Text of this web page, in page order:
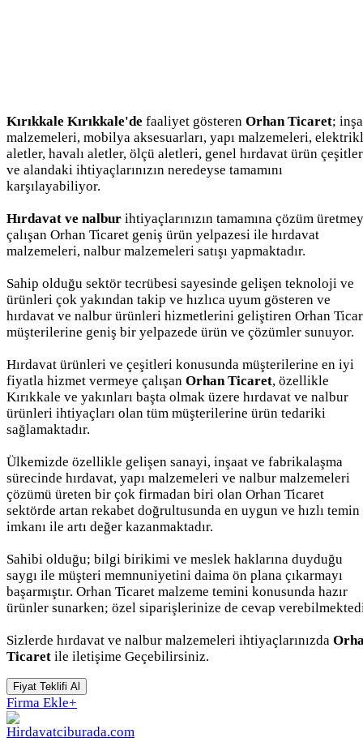
Kırıkkale Kırıkkale'de faaliyet gösteren Orhan Ticaret;
malzemeleri, mobilya aksesuarları, yapı malzemeleri,
aletler, havalı aletler, ölçü aletleri, genel hırdavat ürün
ve alandaki ihtiyaçlarınızın neredeyse tamamını
karşılayabiliyor.
Hırdavat ve nalbur ihtiyaçlarınızın tamamına çözüm
çalışan Orhan Ticaret geniş ürün yelpazesi ile hırdavat
malzemeleri, nalbur malzemeleri satışı yapmaktadır.
Sahip olduğu sektör tecrübesi sayesinde gelişen teknoloji ve
ürünleri çok yakından takip ve hızlıca uyum gösteren ve
hırdavat ve nalbur ürünleri hizmetlerini geliştiren Orhan
müşterilerine geniş bir yelpazede ürün ve çözümler sunuyor.
Hırdavat ürünleri ve çeşitleri konusunda müşterilerine en iyi
fiyatla hizmet vermeye çalışan Orhan Ticaret, özellikle
Kırıkkale ve yakınları başta olmak üzere hırdavat ve nalbur
ürünleri ihtiyaçları olan tüm müşterilerine ürün tedariki
sağlamaktadır.
Ülkemizde özellikle gelişen sanayi, inşaat ve fabrikalaşma
sürecinde hırdavat, yapı malzemeleri ve nalbur malzemeleri
çözümü üreten bir çok firmadan biri olan Orhan Ticaret
sektörde artan rekabet doğrultusunda en uygun ve hızlı temin
imkanı ile artı değer kazanmaktadır.
Sahibi olduğu; bilgi birikimi ve meslek haklarına duyduğu
saygı ile müşteri memnuniyetini daima ön plana çıkarmayı
başarmıştır. Orhan Ticaret malzeme temini konusunda hazır
ürünler sunarken; özel siparişlerinize de cevap
Sizlerde hırdavat ve nalbur malzemeleri ihtiyaçlarınızda
Ticaret ile iletişime Geçebilirsiniz.
Fiyat Teklifi Al
Firma Ekle+